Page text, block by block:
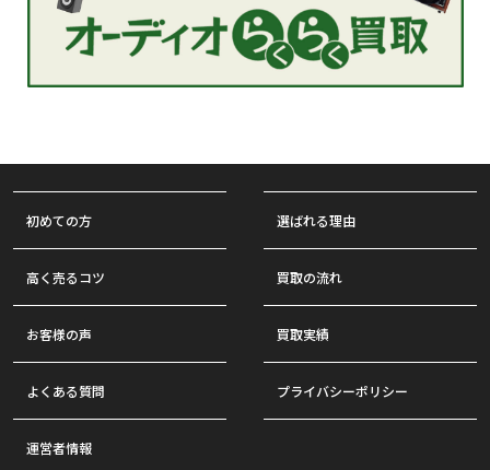
初めての方 選ばれる理由
高く売るコツ 買取の流れ
お客様の声 買取実績
よくある質問 プライバシーポリシー
運営者情報